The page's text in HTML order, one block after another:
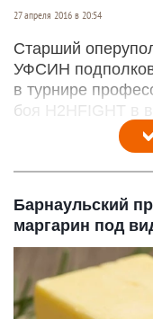
27 апреля 2016 в 20:54
Старший
УФСИН
в турнире
боя H2HFIGHT в
Барнаульский
маргарин под